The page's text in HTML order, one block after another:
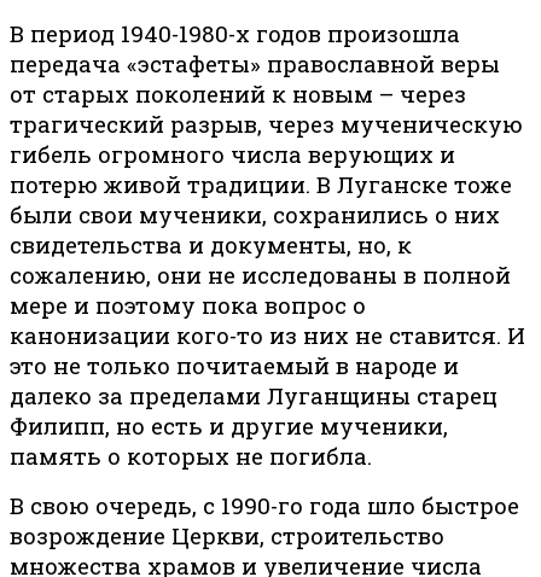
В период 1940-1980-х годов произошла
передача «эстафеты» православной веры
от старых поколений к новым – через
трагический разрыв, через мученическую
гибель огромного числа верующих и
потерю живой традиции. В Луганске тоже
были свои мученики, сохранились о них
свидетельства и документы, но, к
сожалению, они не исследованы в полной
мере и поэтому пока вопрос о
канонизации кого-то из них не ставится. И
это не только почитаемый в народе и
далеко за пределами Луганщины старец
Филипп, но есть и другие мученики,
память о которых не погибла.
В свою очередь, с 1990-го года шло быстрое
возрождение Церкви, строительство
множества храмов и увеличение числа